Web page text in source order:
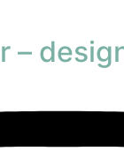
–